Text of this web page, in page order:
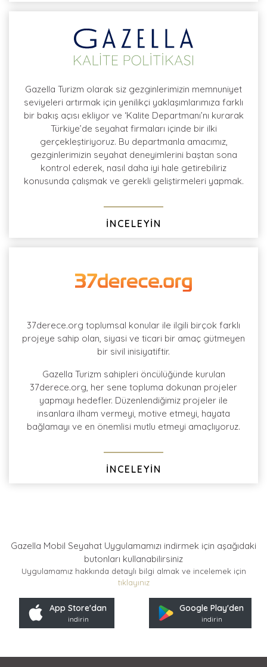
Gazella Turizm olarak siz gezginlerimizin memnuniyet
seviyeleri artırmak için yenilikçi yaklaşımlarımıza farklı
bir bakış açısı ekliyor ve ‘Kalite Departmanı’nı kurarak
Türkiye’de seyahat firmaları içinde bir ilki
gerçekleştiriyoruz. Bu departmanla amacımız,
gezginlerimizin seyahat deneyimlerini baştan sona
kontrol ederek, nasıl daha iyi hale getirebiliriz
konusunda çalışmak ve gerekli geliştirmeleri yapmak.
İNCELEYİN
37derece.org toplumsal konular ile ilgili birçok farklı
projeye sahip olan, siyasi ve ticari bir amaç gütmeyen
bir sivil inisiyatiftir.
Gazella Turizm sahipleri öncülüğünde kurulan
37derece.org, her sene topluma dokunan projeler
yapmayı hedefler. Düzenlendiğimiz projeler ile
insanlara ilham vermeyi, motive etmeyi, hayata
bağlamayı ve en önemlisi mutlu etmeyi amaçlıyoruz.
İNCELEYİN
Gazella Mobil Seyahat Uygulamamızı indirmek için aşağıdaki
butonları kullanabilirsiniz
Uygulamamız hakkında detaylı bilgi almak ve incelemek için
tıklayınız
App Store'dan
indirin
Google Play'den
indirin